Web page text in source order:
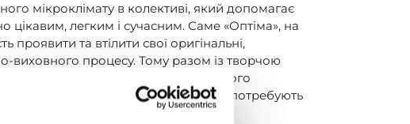
мікроклімату в колективі, який допомагає
легким і сучасним. Саме «Оптіма», на
проявити та втілити свої оригінальні,
виховного процесу. Тому разом із творчою
працює над створенням яскравого
адже впевнена, що сучасні діти потребують